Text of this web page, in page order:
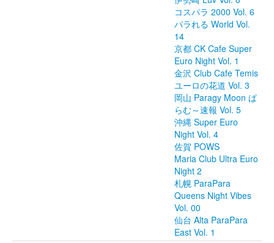
コスパラ 2000 Vol. 6
パラれる World Vol.
14
京都 CK Cafe Super
Euro Night Vol. 1
金沢 Club Cafe Temis
ユーロの花道 Vol. 3
岡山 Paragy Moon ぱ
らむ～速報 Vol. 5
沖縄 Super Euro
Night Vol. 4
佐賀 POWS
Maria Club Ultra Euro
Night 2
札幌 ParaPara
Queens Night Vibes
Vol. 00
仙台 Alta ParaPara
East Vol. 1